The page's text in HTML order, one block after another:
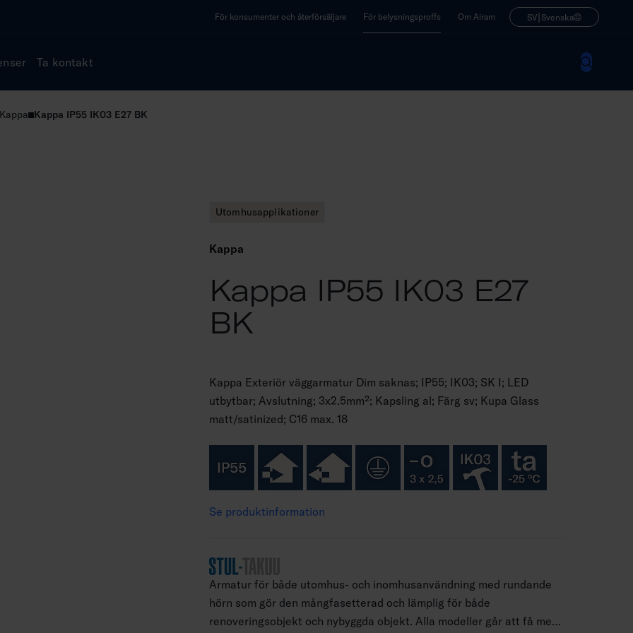
För konsumenter och återförsäljare För belysningsproffs Om Airam SV| Svenska
Ta kontakt
Kappa Kappa IP55 IK03 E27 BK
Utomhusapplikationer
Kappa
Kappa IP55 IK03 E27
BK
Kappa Exteriör väggarmatur Dim saknas; IP55; IK03; SK I; LED
utbytbar; Avslutning; 3x2.5mm²; Kapsling al; Färg sv; Kupa Glass
matt/satinized; C16 max. 18
Se produktinformation
Armatur för både utomhus- och inomhusanvändning med rundande
hörn som gör den mångfasetterad och lämplig för både
renoveringsobjekt och nybyggda objekt. Alla modeller går att få med